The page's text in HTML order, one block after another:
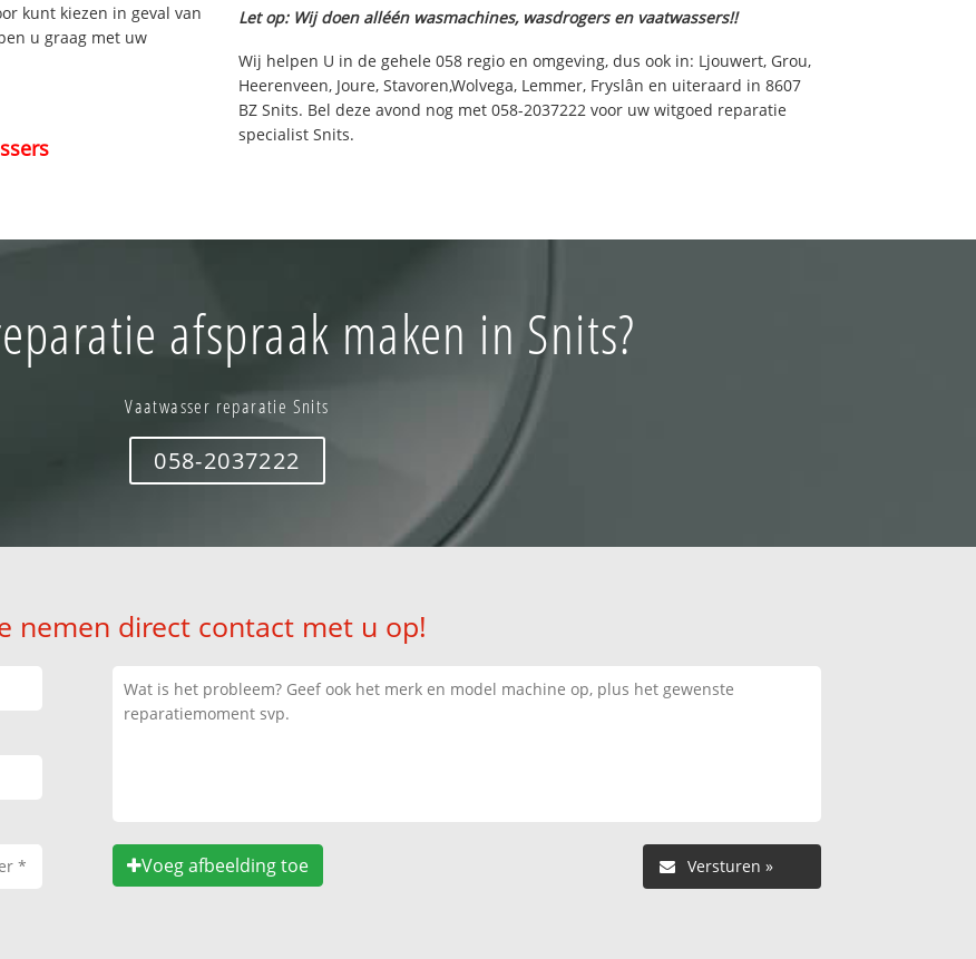
kunt kiezen in geval van
u graag met uw
Let op: Wij doen alléén wasmachines, wasdrogers en vaatwassers!!
Wij helpen U in de gehele 058 regio en omgeving, dus ook in: Ljouwert, Grou,
Heerenveen, Joure, Stavoren,Wolvega, Lemmer, Fryslân en uiteraard in 8607
BZ Snits. Bel deze avond nog met 058-2037222 voor uw witgoed reparatie
specialist Snits.
afspraak maken in Snits?
Vaatwasser reparatie Snits
058-2037222
nemen direct contact met u op!
Voeg afbeelding toe